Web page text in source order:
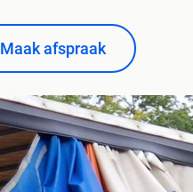
Maak afspraak